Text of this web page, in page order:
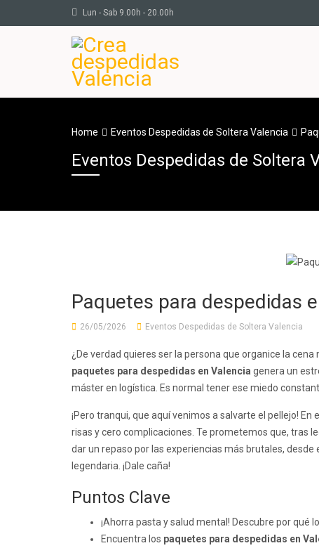
Lun - Sab 9.00h - 20.00h
Home Eventos Despedidas de Soltera Valencia
Eventos Despedidas de Soltera
Paquetes para despedidas
26/05/2026 Eventos Despedidas de Soltera Valencia
¿De verdad quieres ser la persona que organice la
paquetes para despedidas en Valencia genera un
máster en logística. Es normal tener ese miedo
¡Pero tranqui, que aquí venimos a salvarte el pellejo!
risas y cero complicaciones. Te prometemos que, tras
dar un repaso por las experiencias más brutales,
legendaria. ¡Dale caña!
Puntos Clave
¡Ahorra pasta y salud mental! Descubre por qué
Encuentra los paquetes para despedidas en